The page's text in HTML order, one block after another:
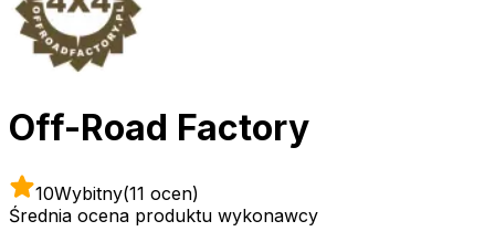
Off-Road Factory
10Wybitny(11 ocen)
Średnia ocena produktu wykonawcy